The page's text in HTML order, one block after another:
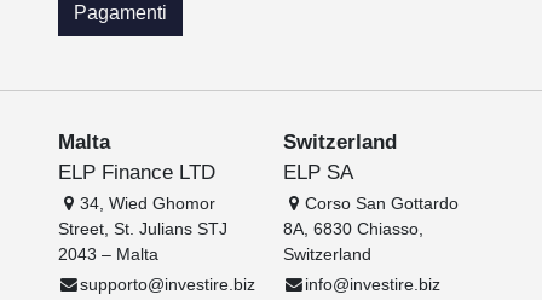
Pagamenti
Malta
ELP Finance LTD
34, Wied Ghomor
Street, St. Julians STJ
2043 – Malta
supporto@investire.biz
Switzerland
ELP SA
Corso San Gottardo
8A, 6830 Chiasso,
Switzerland
info@investire.biz